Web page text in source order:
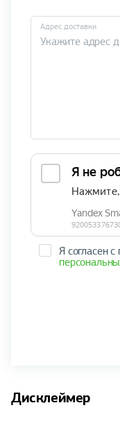
Адрес доставки
Я согласен
Дисклеймер